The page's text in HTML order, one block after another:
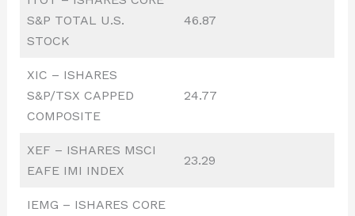
S&P TOTAL U.S.
STOCK
46.87
XIC – ISHARES
S&P/TSX CAPPED
COMPOSITE
24.77
XEF – ISHARES MSCI
EAFE IMI INDEX
23.29
IEMG – ISHARES CORE